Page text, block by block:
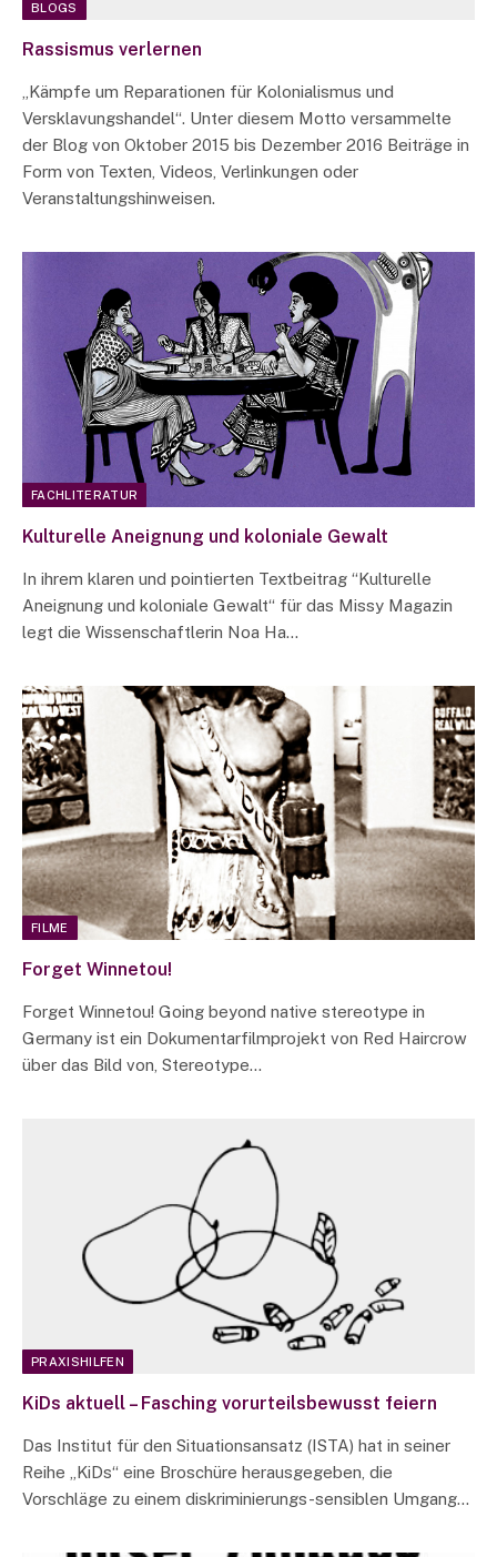
BLOGS
Rassismus verlernen
„Kämpfe um Reparationen für Kolonialismus und
Versklavungshandel“. Unter diesem Motto versammelte
der Blog von Oktober 2015 bis Dezember 2016 Beiträge in
Form von Texten, Videos, Verlinkungen oder
Veranstaltungshinweisen.
FACHLITERATUR
Kulturelle Aneignung und koloniale Gewalt
In ihrem klaren und pointierten Textbeitrag “Kulturelle
Aneignung und koloniale Gewalt“ für das Missy Magazin
legt die Wissenschaftlerin Noa Ha…
FILME
Forget Winnetou!
Forget Winnetou! Going beyond native stereotype in
Germany ist ein Dokumentarfilmprojekt von Red Haircrow
über das Bild von, Stereotype…
PRAXISHILFEN
KiDs aktuell – Fasching vorurteilsbewusst feiern
Das Institut für den Situationsansatz (ISTA) hat in seiner
Reihe „KiDs“ eine Broschüre herausgegeben, die
Vorschläge zu einem diskriminierungs-sensiblen Umgang…